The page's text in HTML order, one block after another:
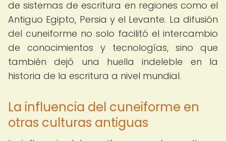
de sistemas de escritura en regiones como el
Antiguo Egipto, Persia y el Levante. La difusión
del cuneiforme no solo facilitó el intercambio
de conocimientos y tecnologías, sino que
también dejó una huella indeleble en la
historia de la escritura a nivel mundial.
La influencia del cuneiforme en
otras culturas antiguas